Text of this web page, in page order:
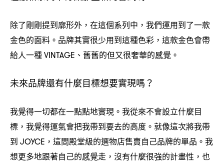
除了剛剛提到廓形外 ， 在這個系列中 ， 我們運用到了一款
金色的面料。品牌其實很少用到這種色彩 ， 這款金色會帶
給人一種 VINTAGE 、舊舊的但又很奢華的感覺。
未來品牌還有什麼目標想要實現嗎？
我覺得一切都在一點點地實現。我從來不會設立什麼目
標 ， 我覺得運氣會把我帶到要去的高度。就像這次將我帶
到 JOYCE， 這間殿堂級的選物店售賣自己品牌的單品。我
想更多地跟著自己的感覺走 ， 沒有什麼很強的計畫性 ， 也